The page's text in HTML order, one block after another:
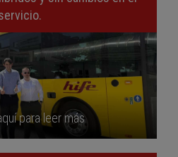
para leer más